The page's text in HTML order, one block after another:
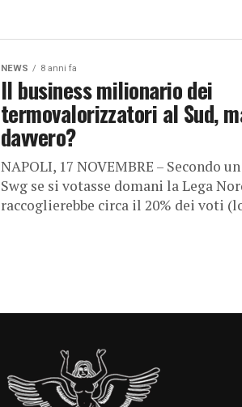
NEWS 8 anni fa
Il business milionario dei
termovalorizzatori al Sud,
davvero?
NAPOLI, 17 NOVEMBRE – Secondo
Swg se si votasse domani la Lega
raccoglierebbe circa il 20% dei voti